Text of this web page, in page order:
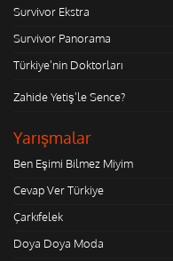
Survivor Ekstra
Survivor Panorama
Türkiye'nin Doktorları
Zahide Yetiş'le Sence?
Yarışmalar
Ben Eşimi Bilmez Miyim
Cevap Ver Türkiye
Çarkıfelek
Doya Doya Moda